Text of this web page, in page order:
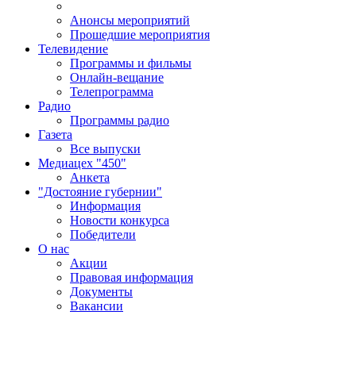
Анонсы мероприятий
Прошедшие мероприятия
Телевидение
Программы и фильмы
Онлайн-вещание
Телепрограмма
Радио
Программы радио
Газета
Все выпуски
Медиацех "450"
Анкета
"Достояние губернии"
Информация
Новости конкурса
Победители
О нас
Акции
Правовая информация
Документы
Вакансии